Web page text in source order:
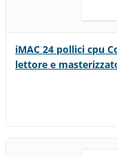
iMAC 24 pollici cpu
lettore e